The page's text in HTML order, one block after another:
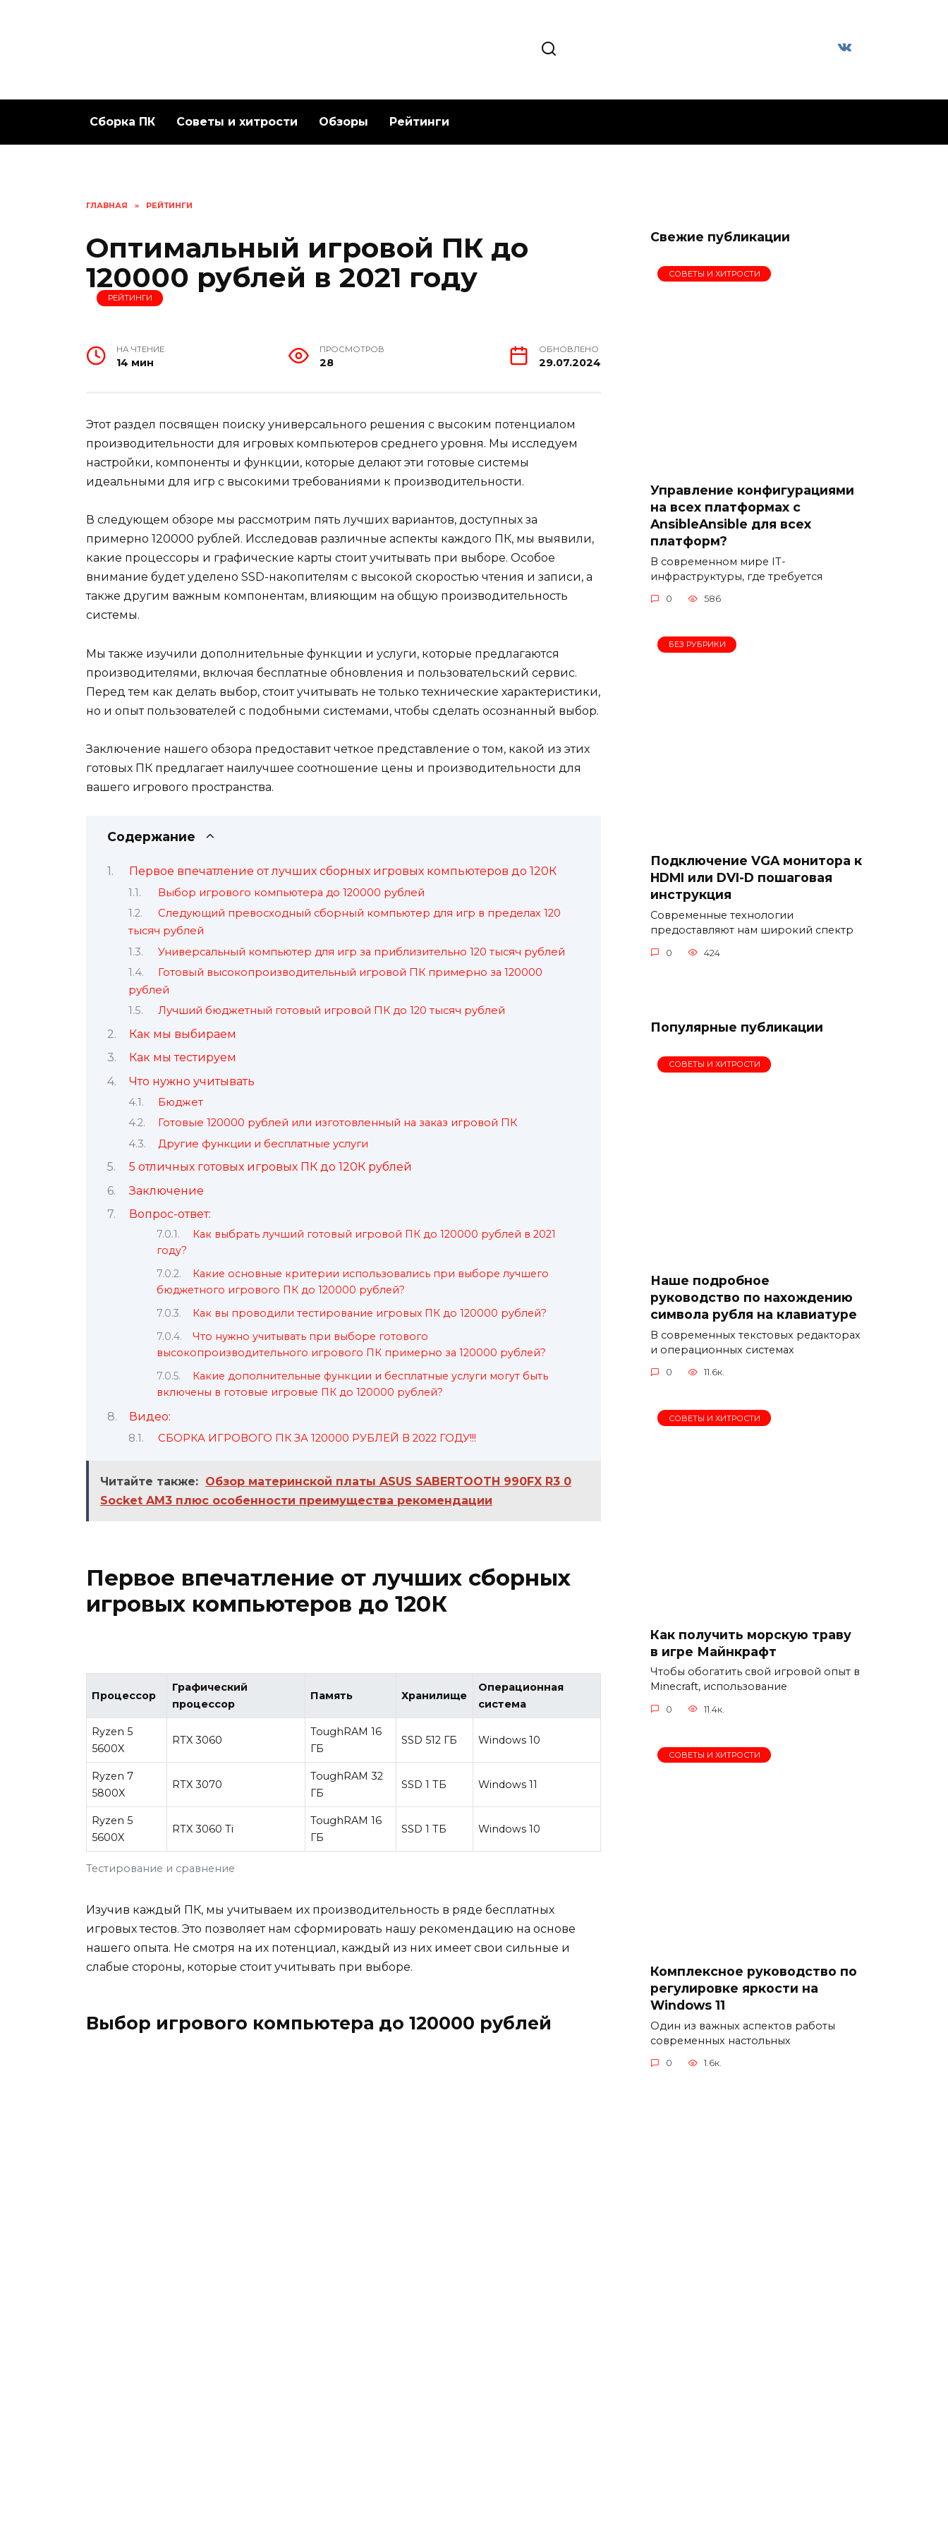
Сборка ПК Советы и хитрости Обзоры Рейтинги
ГЛАВНАЯ » РЕЙТИНГИ
Оптимальный игровой ПК до
120000 рублей в 2021 году
РЕЙТИНГИ
НА ЧТЕНИЕ
14 мин
ПРОСМОТРОВ
28
ОБНОВЛЕНО
29.07.2024
Этот раздел посвящен поиску универсального решения с высоким потенциалом
производительности для игровых компьютеров среднего уровня. Мы исследуем
настройки, компоненты и функции, которые делают эти готовые системы
идеальными для игр с высокими требованиями к производительности.
В следующем обзоре мы рассмотрим пять лучших вариантов, доступных за
примерно 120000 рублей. Исследовав различные аспекты каждого ПК, мы выявили,
какие процессоры и графические карты стоит учитывать при выборе. Особое
внимание будет уделено SSD-накопителям с высокой скоростью чтения и записи, а
также другим важным компонентам, влияющим на общую производительность
системы.
Мы также изучили дополнительные функции и услуги, которые предлагаются
производителями, включая бесплатные обновления и пользовательский сервис.
Перед тем как делать выбор, стоит учитывать не только технические характеристики,
но и опыт пользователей с подобными системами, чтобы сделать осознанный выбор.
Заключение нашего обзора предоставит четкое представление о том, какой из этих
готовых ПК предлагает наилучшее соотношение цены и производительности для
вашего игрового пространства.
Содержание
Первое впечатление от лучших сборных игровых компьютеров до 120К
Выбор игрового компьютера до 120000 рублей
Следующий превосходный сборный компьютер для игр в пределах 120
тысяч рублей
Универсальный компьютер для игр за приблизительно 120 тысяч рублей
Готовый высокопроизводительный игровой ПК примерно за 120000
рублей
Лучший бюджетный готовый игровой ПК до 120 тысяч рублей
Как мы выбираем
Как мы тестируем
Что нужно учитывать
Бюджет
Готовые 120000 рублей или изготовленный на заказ игровой ПК
Другие функции и бесплатные услуги
5 отличных готовых игровых ПК до 120К рублей
Заключение
Вопрос-ответ:
Как выбрать лучший готовый игровой ПК до 120000 рублей в 2021
году?
Какие основные критерии использовались при выборе лучшего
бюджетного игрового ПК до 120000 рублей?
Как вы проводили тестирование игровых ПК до 120000 рублей?
Что нужно учитывать при выборе готового
высокопроизводительного игрового ПК примерно за 120000 рублей?
Какие дополнительные функции и бесплатные услуги могут быть
включены в готовые игровые ПК до 120000 рублей?
Видео:
СБОРКА ИГРОВОГО ПК ЗА 120000 РУБЛЕЙ В 2022 ГОДУ!!!
Читайте также: Обзор материнской платы ASUS SABERTOOTH 990FX R3 0
Socket AM3 плюс особенности преимущества рекомендации
Первое впечатление от лучших сборных
игровых компьютеров до 120К
Тестирование и сравнение
Процессор
Графический
процессор
Память Хранилище
Операционная
система
Ryzen 5
5600X
RTX 3060
ToughRAM 16
ГБ
SSD 512 ГБ Windows 10
Ryzen 7
5800X
RTX 3070
ToughRAM 32
ГБ
SSD 1 ТБ Windows 11
Ryzen 5
5600X
RTX 3060 Ti
ToughRAM 16
ГБ
SSD 1 ТБ Windows 10
Изучив каждый ПК, мы учитываем их производительность в ряде бесплатных
игровых тестов. Это позволяет нам сформировать нашу рекомендацию на основе
нашего опыта. Не смотря на их потенциал, каждый из них имеет свои сильные и
слабые стороны, которые стоит учитывать при выборе.
Выбор игрового компьютера до 120000 рублей
Свежие публикации
СОВЕТЫ И ХИТРОСТИ
Управление конфигурациями
на всех платформах с
AnsibleAnsible для всех
платформ?
В современном мире IT-
инфраструктуры, где требуется
0 586
БЕЗ РУБРИКИ
Подключение VGA монитора к
HDMI или DVI-D пошаговая
инструкция
Современные технологии
предоставляют нам широкий спектр
0 424
Популярные публикации
СОВЕТЫ И ХИТРОСТИ
Наше подробное
руководство по нахождению
символа рубля на клавиатуре
В современных текстовых редакторах
и операционных системах
0 11.6к.
СОВЕТЫ И ХИТРОСТИ
Как получить морскую траву
в игре Майнкрафт
Чтобы обогатить свой игровой опыт в
Minecraft, использование
0 11.4к.
СОВЕТЫ И ХИТРОСТИ
Комплексное руководство по
регулировке яркости на
Windows 11
Один из важных аспектов работы
современных настольных
0 1.6к.